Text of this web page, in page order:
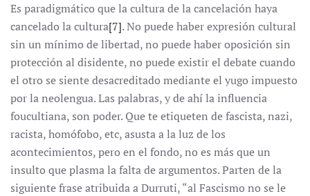
Es paradigmático que la cultura de la cancelación haya
cancelado la cultura[7]. No puede haber expresión cultural
sin un mínimo de libertad, no puede haber oposición sin
protección al disidente, no puede existir el debate cuando
el otro se siente desacreditado mediante el yugo impuesto
por la neolengua. Las palabras, y de ahí la influencia
foucultiana, son poder. Que te etiqueten de fascista, nazi,
racista, homófobo, etc, asusta a la luz de los
acontecimientos, pero en el fondo, no es más que un
insulto que plasma la falta de argumentos. Parten de la
siguiente frase atribuida a Durruti, “al Fascismo no se le